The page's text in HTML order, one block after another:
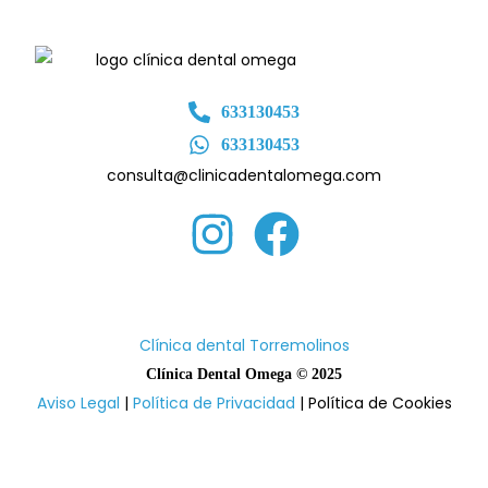
633130453
633130453
consulta@clinicadentalomega.com
Clínica dental Torremolinos
Clínica Dental Omega © 2025
Aviso Legal | Política de Privacidad | Política de Cookies